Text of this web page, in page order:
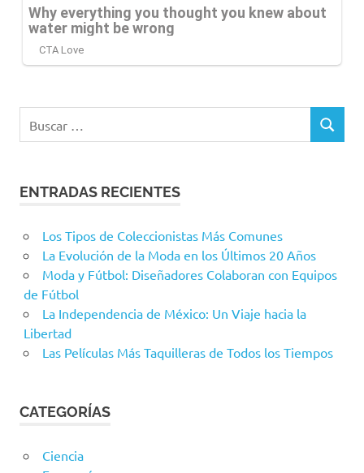
BUSCAR
ENTRADAS RECIENTES
Los Tipos de Coleccionistas Más Comunes
La Evolución de la Moda en los Últimos 20 Años
Moda y Fútbol: Diseñadores Colaboran con Equipos
de Fútbol
La Independencia de México: Un Viaje hacia la
Libertad
Las Películas Más Taquilleras de Todos los Tiempos
CATEGORÍAS
Ciencia